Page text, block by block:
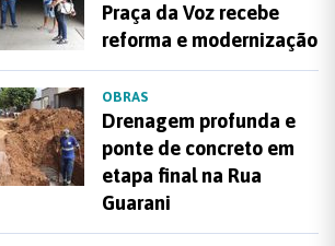
Praça da Voz recebe
reforma e modernização
OBRAS
Drenagem profunda e
ponte de concreto em
etapa final na Rua
Guarani